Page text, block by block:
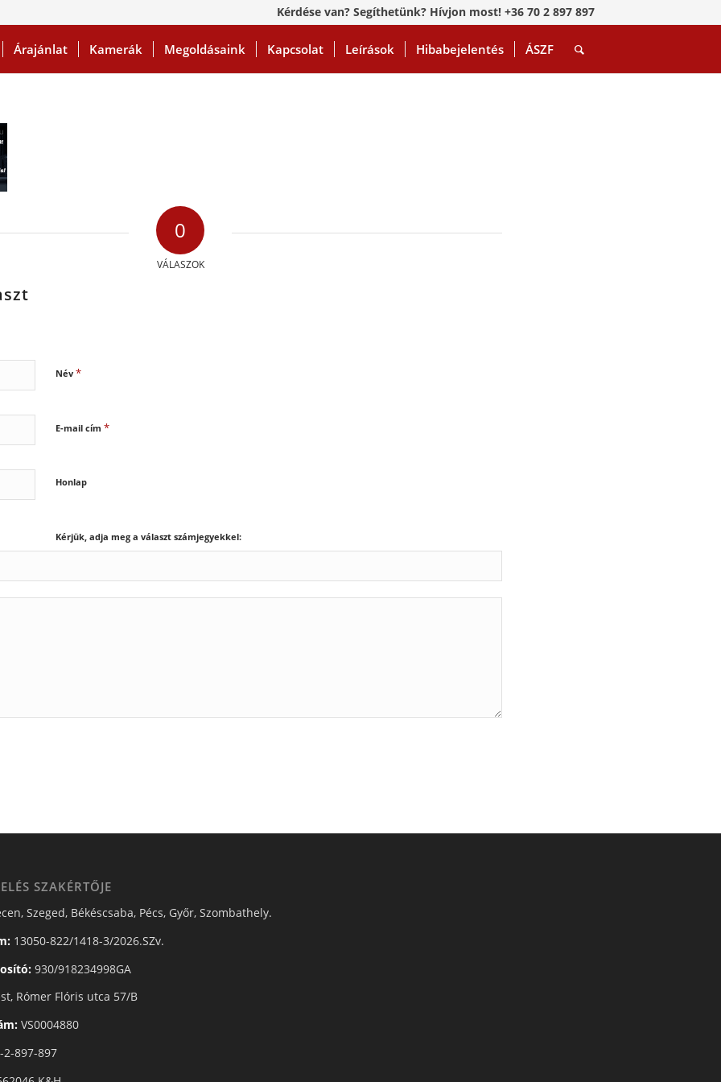
Kérdése van? Segíthetünk? Hívjon most! +36 70 2 897 897
Árajánlat Kamerák Megoldásaink Kapcsolat Leírások Hibabejelentés ÁSZF
0
VÁLASZOK
Név *
E-mail cím *
Honlap
Kérjük, adja meg a választ számjegyekkel:
SZAKÉRTŐJE
Szeged, Békéscsaba, Pécs, Győr, Szombathely.
13050-822/1418-3/2026.SZv.
930/918234998GA
Rómer Flóris utca 57/B
VS0004880
2-897-897